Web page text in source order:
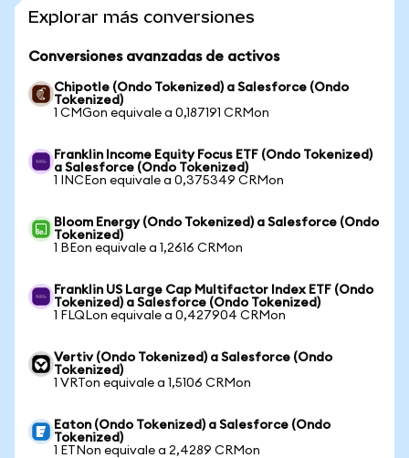
Explorar más conversiones
Conversiones avanzadas de activos
Chipotle (Ondo Tokenized) a Salesforce (Ondo
Tokenized)
1 CMGon equivale a 0,187191 CRMon
Franklin Income Equity Focus ETF (Ondo Tokenized)
a Salesforce (Ondo Tokenized)
1 INCEon equivale a 0,375349 CRMon
Bloom Energy (Ondo Tokenized) a Salesforce (Ondo
Tokenized)
1 BEon equivale a 1,2616 CRMon
Franklin US Large Cap Multifactor Index ETF (Ondo
Tokenized) a Salesforce (Ondo Tokenized)
1 FLQLon equivale a 0,427904 CRMon
Vertiv (Ondo Tokenized) a Salesforce (Ondo
Tokenized)
1 VRTon equivale a 1,5106 CRMon
Eaton (Ondo Tokenized) a Salesforce (Ondo
Tokenized)
1 ETNon equivale a 2,4289 CRMon